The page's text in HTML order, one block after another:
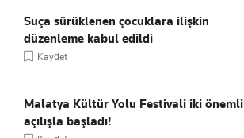
Suça sürüklenen çocuklara ilişkin
düzenleme kabul edildi
Kaydet
Malatya Kültür Yolu Festivali iki önemli
açılışla başladı!